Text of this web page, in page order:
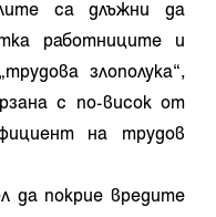
са длъжни да
работниците и
злополука“,
с по-висок от
на трудов
да покрие вредите